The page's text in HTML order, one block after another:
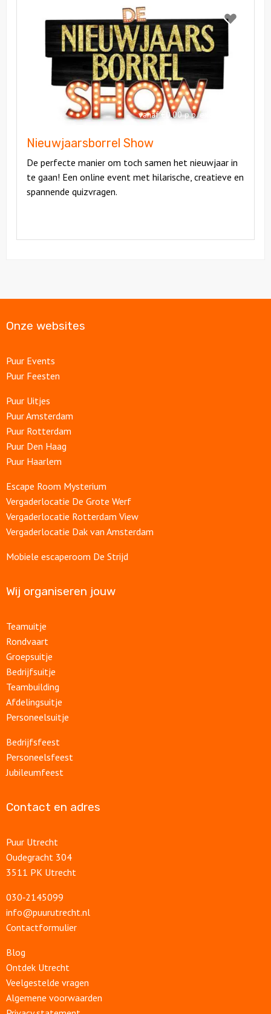
Bekijk
vanaf €0,00 p.p. excl BTW
Nieuwjaarsborrel Show
De perfecte manier om toch samen het nieuwjaar in
te gaan! Een online event met hilarische, creatieve en
spannende quizvragen.
Onze websites
Puur Events
Puur Feesten
Puur Uitjes
Puur Amsterdam
Puur Rotterdam
Puur Den Haag
Puur Haarlem
Escape Room Mysterium
Vergaderlocatie De Grote Werf
Vergaderlocatie Rotterdam View
Vergaderlocatie Dak van Amsterdam
Mobiele escaperoom De Strijd
Wij organiseren jouw
Teamuitje
Rondvaart
Groepsuitje
Bedrijfsuitje
Teambuilding
Afdelingsuitje
Personeelsuitje
Bedrijfsfeest
Personeelsfeest
Jubileumfeest
Contact en adres
Puur Utrecht
Oudegracht 304
3511 PK Utrecht
030‑2145099
info@puurutrecht.nl
Contactformulier
Blog
Ontdek Utrecht
Veelgestelde vragen
Algemene voorwaarden